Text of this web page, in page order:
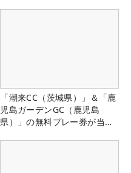
「潮来CC（茨城県）」＆「鹿
児島ガーデンGC（鹿児島
県）」の無料プレー券が当た